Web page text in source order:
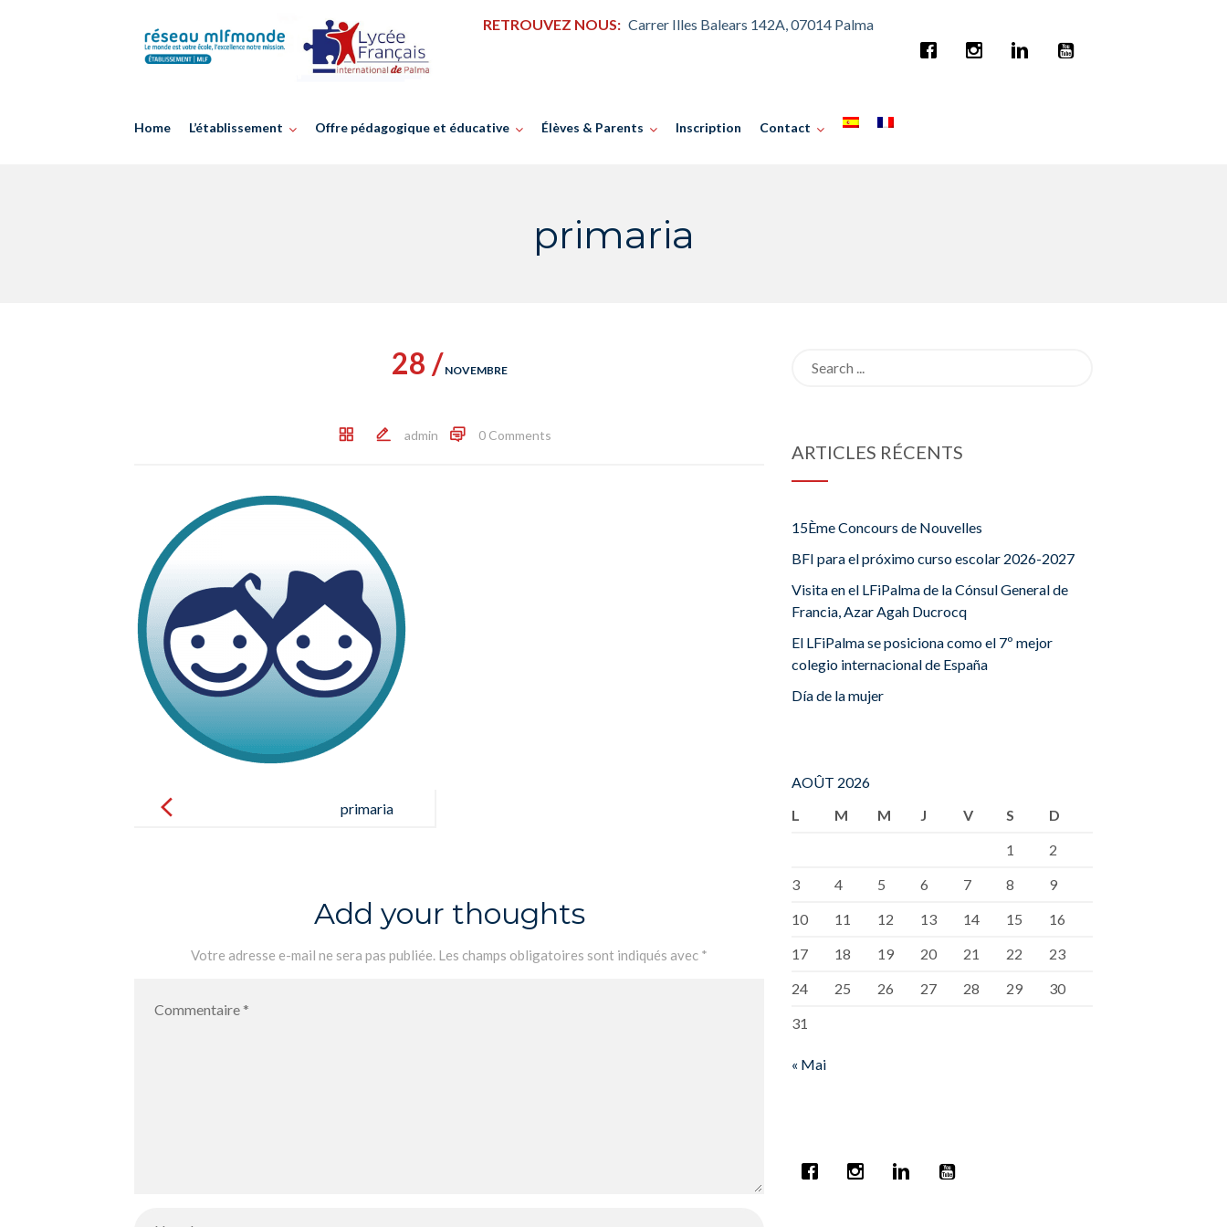
RETROUVEZ NOUS: Carrer Illes Balears 142A, 07014 Palma
Home L’établissement Offre pédagogique et éducative Élèves & Parents Inscription Contact
primaria
28 / NOVEMBRE
admin 0 Comments
navigation
primaria
Add your thoughts
Votre adresse e-mail ne sera pas publiée. Les champs obligatoires sont indiqués avec *
ARTICLES RÉCENTS
15Ème Concours de Nouvelles
BFI para el próximo curso escolar 2026-2027
Visita en el LFiPalma de la Cónsul General de
Francia, Azar Agah Ducrocq
El LFiPalma se posiciona como el 7º mejor
colegio internacional de España
Día de la mujer
AOÛT 2026
L
M M J V S
D
1
2
3
4 5 6 7 8
9
10
11 12 13 14 15
16
17
18 19 20 21 22
23
24
25 26 27 28 29
30
31
« Mai